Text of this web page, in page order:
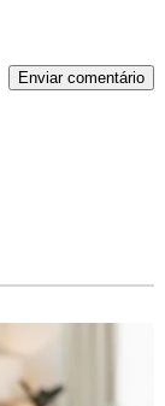
Enviar comentário